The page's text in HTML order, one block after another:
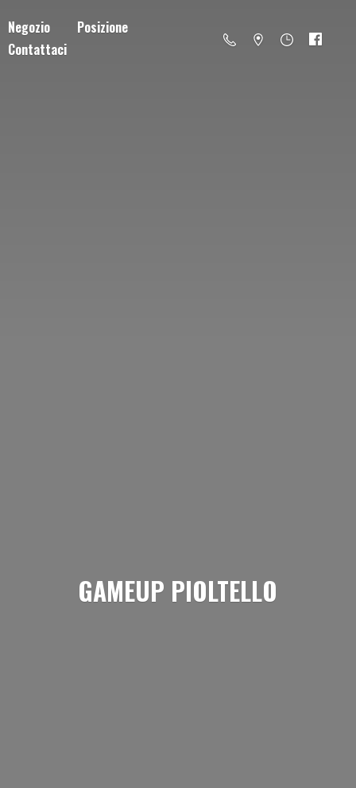
Negozio
Posizione
Contattaci
GAMEUP PIOLTELLO